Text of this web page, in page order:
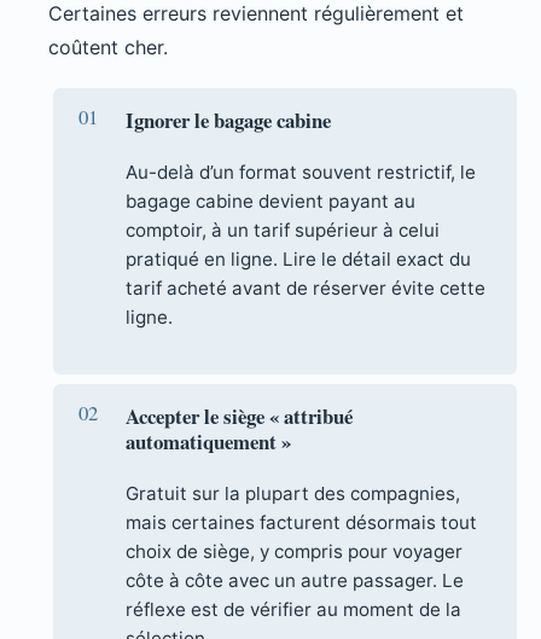
Certaines erreurs reviennent régulièrement et
coûtent cher.
Ignorer le bagage cabine
Au-delà d’un format souvent restrictif, le
bagage cabine devient payant au
comptoir, à un tarif supérieur à celui
pratiqué en ligne. Lire le détail exact du
tarif acheté avant de réserver évite cette
ligne.
Accepter le siège « attribué
automatiquement »
Gratuit sur la plupart des compagnies,
mais certaines facturent désormais tout
choix de siège, y compris pour voyager
côte à côte avec un autre passager. Le
réflexe est de vérifier au moment de la